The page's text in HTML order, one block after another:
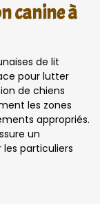
canine à
de lit
pour lutter
de chiens
les zones
appropriés.
un
particuliers